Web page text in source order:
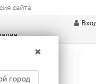
сайта
✖
город